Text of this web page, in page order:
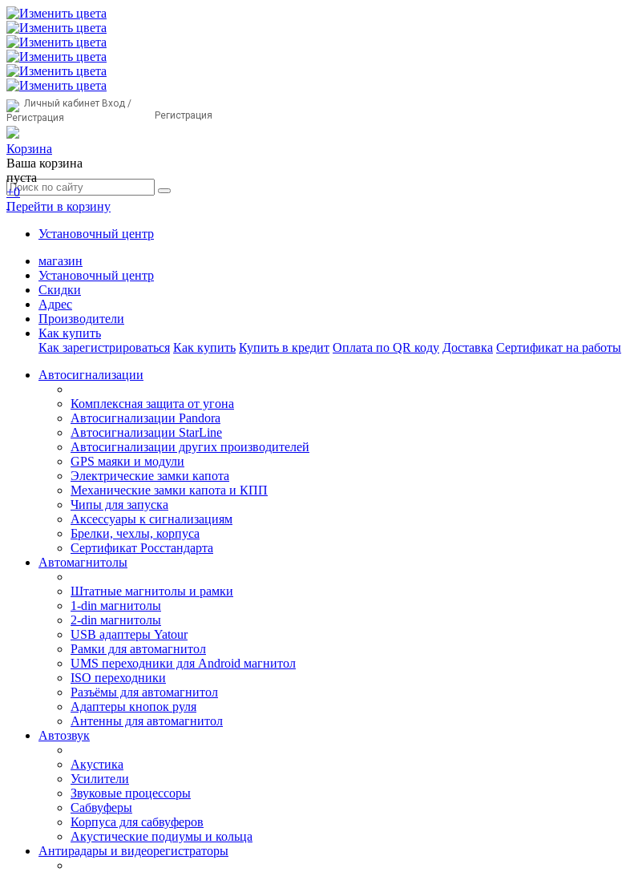
Личный кабинет Вход /
Регистрация
Регистрация
Корзина
Ваша корзина
пуста
+0
Перейти в корзину
Установочный центр
магазин
Установочный центр
Скидки
Адрес
Производители
Как купить
Как зарегистрироваться Как купить Купить в кредит Оплата по QR коду Доставка Сертификат на работы
Автосигнализации
Комплексная защита от угона
Автосигнализации Pandora
Автосигнализации StarLine
Автосигнализации других производителей
GPS маяки и модули
Электрические замки капота
Механические замки капота и КПП
Чипы для запуска
Аксессуары к сигнализациям
Брелки, чехлы, корпуса
Сертификат Росстандарта
Автомагнитолы
Штатные магнитолы и рамки
1-din магнитолы
2-din магнитолы
USB адаптеры Yatour
Рамки для автомагнитол
UMS переходники для Android магнитол
ISO переходники
Разъёмы для автомагнитол
Адаптеры кнопок руля
Антенны для автомагнитол
Автозвук
Акустика
Усилители
Звуковые процессоры
Сабвуферы
Корпуса для сабвуферов
Акустические подиумы и кольца
Антирадары и видеорегистраторы